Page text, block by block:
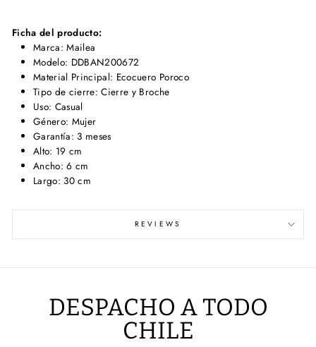
Ficha del producto:
Marca: Mailea
Modelo: DDBAN200672
Material Principal: Ecocuero Poroco
Tipo de cierre: Cierre y Broche
Uso: Casual
Género: Mujer
Garantía: 3 meses
Alto: 19 cm
Ancho: 6 cm
Largo: 30 cm
REVIEWS
DESPACHO A TODO
CHILE